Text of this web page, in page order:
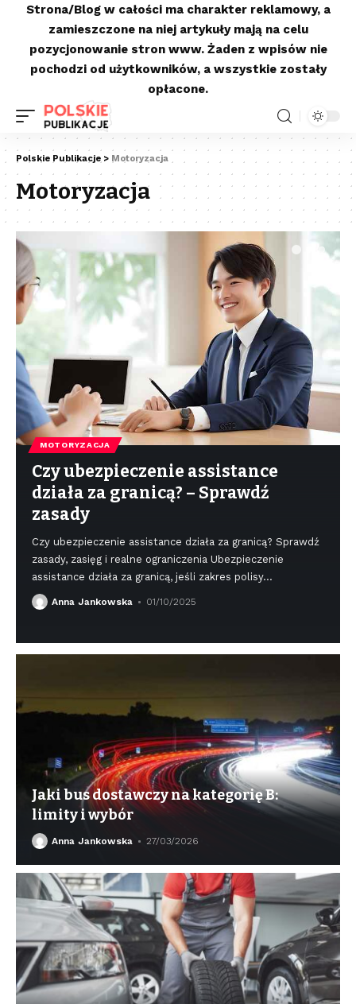
Strona/Blog w całości ma charakter reklamowy, a
zamieszczone na niej artykuły mają na celu
pozycjonowanie stron www. Żaden z wpisów nie
pochodzi od użytkowników, a wszystkie zostały
opłacone.
Polskie Publikacje > Motoryzacja
Motoryzacja
MOTORYZACJA
Czy ubezpieczenie assistance
działa za granicą? – Sprawdź
zasady
Czy ubezpieczenie assistance działa za granicą? Sprawdź
zasady, zasięg i realne ograniczenia Ubezpieczenie
assistance działa za granicą, jeśli zakres polisy…
Anna Jankowska 01/10/2025
Jaki bus dostawczy na kategorię B:
limity i wybór
Anna Jankowska 27/03/2026